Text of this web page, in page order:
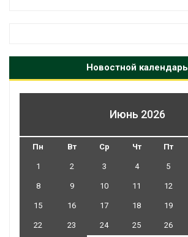
Новостной календарь
Июнь 2026
Пн Вт Ср Чт Пт
1 2 3 4 5
8 9 10 11 12
15 16 17 18 19
22 23 24 25 26